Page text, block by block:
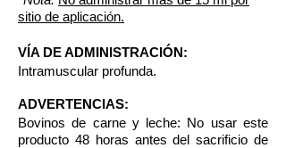
sitio de aplicación.
VÍA DE ADMINISTRACIÓN:
Intramuscular profunda.
ADVERTENCIAS:
Bovinos de carne y leche: No usar este
producto 48 horas antes del sacrificio de